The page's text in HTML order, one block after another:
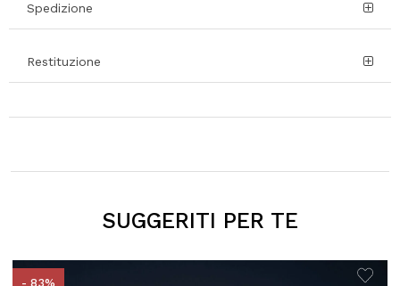
Spedizione
Restituzione
SUGGERITI PER TE
- 83%